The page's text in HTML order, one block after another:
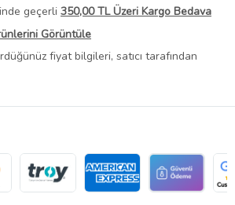
geçerli 350,00 TL Üzeri Kargo Bedava
Görüntüle
fiyat bilgileri, satıcı tarafından